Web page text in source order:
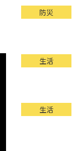
防災
生活
生活